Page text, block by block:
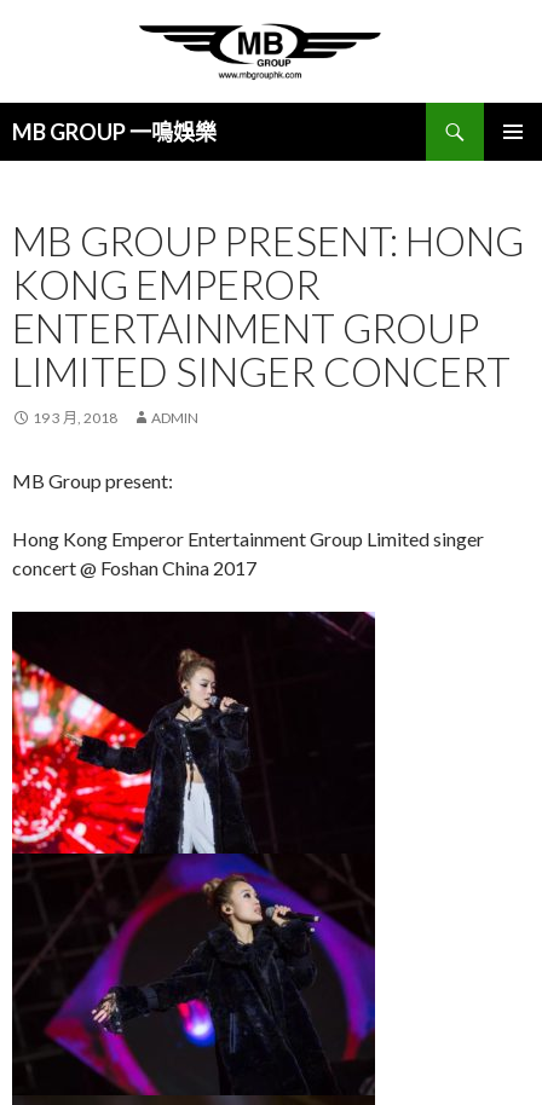
MB GROUP 一鳴娛樂
尋
要
內
容
MB GROUP PRESENT: HONG
KONG EMPEROR
ENTERTAINMENT GROUP
LIMITED SINGER CONCERT
19 3 月, 2018 ADMIN
MB Group present:
Hong Kong Emperor Entertainment Group Limited singer
concert @ Foshan China 2017